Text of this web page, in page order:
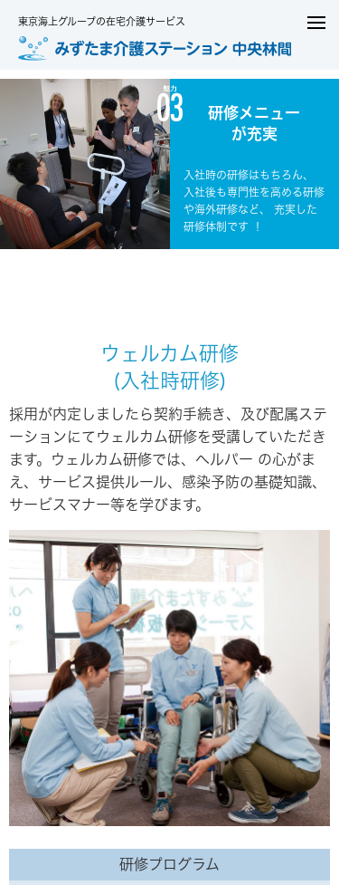
東京海上グループの在宅介護サービス
研修メニュー
が充実
入社時の研修はもちろん、
入社後も専門性を高める研修
や海外研修など、
充実した
研修体制です ！
ウェルカム研修
(入社時研修)
採用が内定しましたら契約手続き、及び配属ステ
ーションにてウェルカム研修を受講していただき
ます。ウェルカム研修では、ヘルパー の心がま
え、サービス提供ルール、感染予防の基礎知識、
サービスマナー等を学びます。
研修プログラム